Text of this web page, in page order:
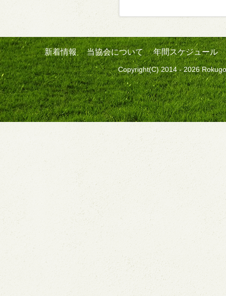
新着情報 当協会について 年間スケジュール
Copyright(C) 2014 - 2026